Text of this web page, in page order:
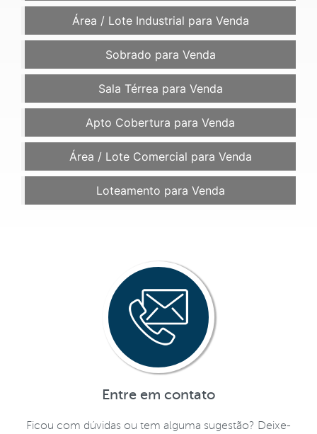
Área / Lote Industrial para Venda
Sobrado para Venda
Sala Térrea para Venda
Apto Cobertura para Venda
Área / Lote Comercial para Venda
Loteamento para Venda
Entre em contato
Ficou com dúvidas ou tem alguma sugestão? Deixe-